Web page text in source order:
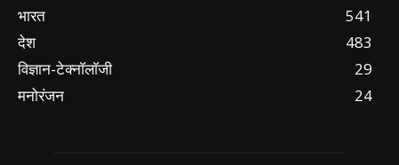
भारत
541
देश
483
विज्ञान-टेक्नॉलॉजी
29
मनोरंजन
24